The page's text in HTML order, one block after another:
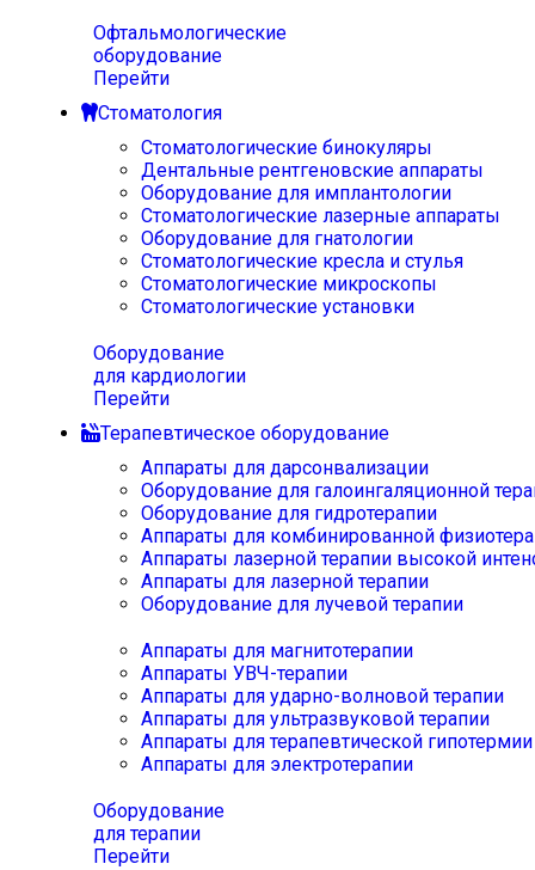
Офтальмологические
оборудование
Перейти
Стоматология
Стоматологические бинокуляры
Дентальные рентгеновские аппараты
Оборудование для имплантологии
Стоматологические лазерные аппараты
Оборудование для гнатологии
Стоматологические кресла и стулья
Стоматологические микроскопы
Стоматологические установки
Оборудование
для кардиологии
Перейти
Терапевтическое оборудование
Аппараты для дарсонвализации
Оборудование для галоингаляционной
Оборудование для гидротерапии
Аппараты для комбинированной
Аппараты лазерной терапии высокой
Аппараты для лазерной терапии
Оборудование для лучевой терапии
Аппараты для магнитотерапии
Аппараты УВЧ-терапии
Аппараты для ударно-волновой терапии
Аппараты для ультразвуковой терапии
Аппараты для терапевтической
Аппараты для электротерапии
Оборудование
для терапии
Перейти